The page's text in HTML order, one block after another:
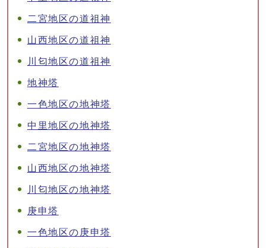
二宮地区の道祖神
山西地区の道祖神
川匂地区の道祖神
地神塔
一色地区の地神塔
中里地区の地神塔
二宮地区の地神塔
山西地区の地神塔
川匂地区の地神塔
庚申塔
一色地区の庚申塔